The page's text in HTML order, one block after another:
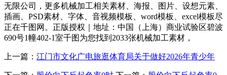
无限公司，更多机械加工相关素材、海报、图片、设想元素、
插画、PSD素材、字体、音视频模板、word模板、excel模板尽
正在千图网。正版授权｜地址：中国（上海）商业试验区碧波
690号1幢402-1室千图为您找到2033张机械加工素材，
上一篇： 江门市文化广电旅逛体育局关于做好2026年青少年